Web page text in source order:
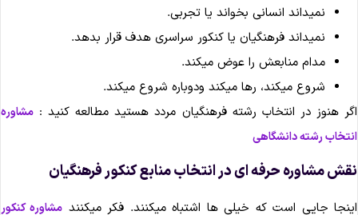
نمیداند انسانی بخواند یا تجربی.
نمیداند فرهنگیان یا کنکور سراسری هدف قرار بدهد.
مدام منابعش را عوض میکند.
شروع میکند، رها میکند ودوباره شروع میکند.
هنوز در انتخاب رشته فرهنگیان مردد هستید مطالعه کنید : مشاوره
رشته دانشگاهی
مشاوره حرفه ای در انتخاب منابع کنکور فرهنگیان
جایی است که خیلی ها اشتباه میکنند. فکر میکنند مشاوره کنکور